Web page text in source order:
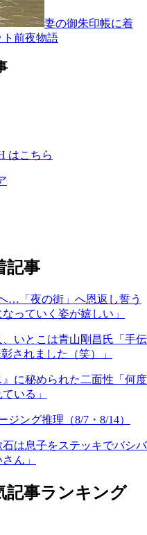
妻の御朱印帳に着
前夜物語
記事
…「夜の街」へ恩返し誓う
っていく姿が嬉しい」
いとこは青山剛昌氏「手伝
されました（笑）」
に秘められた二面性「何度
いる」
ジング推理（8/7・8/14）
石は息子をステッキでバシバ
ん」
記事ランキング